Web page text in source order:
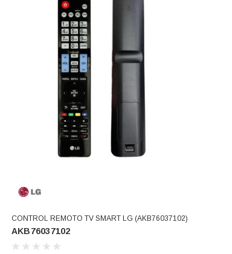
CONTROL REMOTO TV SMART LG (AKB76037102)
AKB76037102